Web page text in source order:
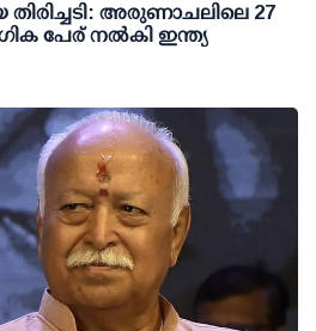
അരുണാചലിലെ 27
പേര് നല്‍കി ഇന്ത്യ